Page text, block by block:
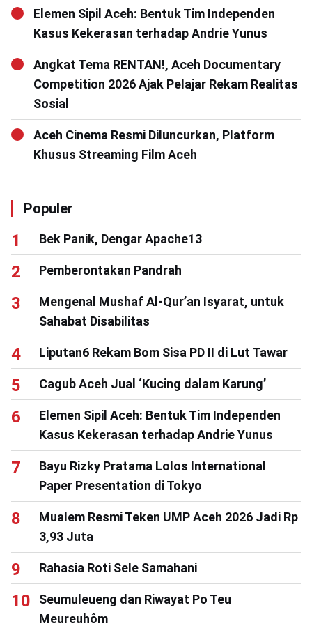
Elemen Sipil Aceh: Bentuk Tim Independen
Kasus Kekerasan terhadap Andrie Yunus
Angkat Tema RENTAN!, Aceh Documentary
Competition 2026 Ajak Pelajar Rekam Realitas
Sosial
Aceh Cinema Resmi Diluncurkan, Platform
Khusus Streaming Film Aceh
Populer
Bek Panik, Dengar Apache13
Pemberontakan Pandrah
Mengenal Mushaf Al-Qur’an Isyarat, untuk
Sahabat Disabilitas
Liputan6 Rekam Bom Sisa PD II di Lut Tawar
Cagub Aceh Jual ‘Kucing dalam Karung’
Elemen Sipil Aceh: Bentuk Tim Independen
Kasus Kekerasan terhadap Andrie Yunus
Bayu Rizky Pratama Lolos International
Paper Presentation di Tokyo
Mualem Resmi Teken UMP Aceh 2026 Jadi Rp
3,93 Juta
Rahasia Roti Sele Samahani
Seumuleueng dan Riwayat Po Teu
Meureuhôm